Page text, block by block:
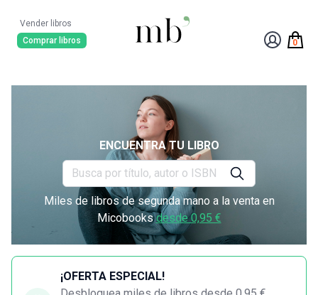
Vender libros
Comprar libros
0
ENCUENTRA TU LIBRO
Miles de libros de segunda mano a la venta en
Micobooksdesde 0,95 €
¡OFERTA ESPECIAL!